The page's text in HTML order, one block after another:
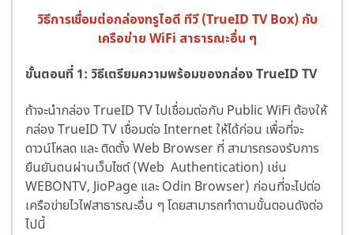
วิธีการเชื่อมต่อกล่องทรูไอดี ทีวี (TrueID TV Box) กับ
เครือข่าย WiFi สาธารณะอื่น ๆ
ขั้นตอนที่ 1: วิธีเตรียมความพร้อมของกล่อง TrueID TV
ถ้าจะนำกล่อง TrueID TV ไปเชื่อมต่อกับ Public WiFi ต้องให้
กล่อง TrueID TV เชื่อมต่อ Internet ให้ได้ก่อน เพื่อที่จะ
ดาวน์โหลด และ ติดตั้ง Web Browser ที่ สามารถรองรับการ
ยืนยันตนผ่านเว็บไซต์ (Web Authentication) เช่น
WEBONTV, JioPage และ Odin Browser) ก่อนที่จะไปต่อ
เครือข่ายไวไฟสาธารณะอื่น ๆ โดยสามารถทำตามขั้นตอนดังต่อ
ไปนี้